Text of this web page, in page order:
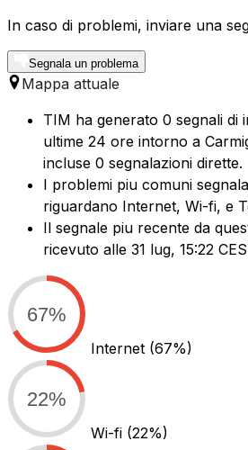
In caso di problemi, inviare una
Segnala un problema
Mappa attuale
TIM ha generato 0 segnali di
ultime 24 ore intorno a
incluse 0 segnalazioni dirette.
I problemi piu comuni
riguardano Internet, Wi-fi, e
Il segnale piu recente da
ricevuto alle 31 lug, 15:22
67%
Internet (67%)
22%
Wi-fi (22%)